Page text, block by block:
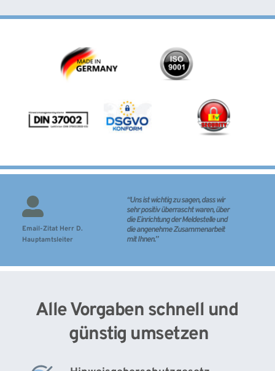
Email-Zitat Herr D.
Hauptamtsleiter
“Uns ist wichtig zu sagen, dass wir
sehr positiv überrascht waren, über
die Einrichtung der Meldestelle und
die angenehme Zusammenarbeit
mit Ihnen.”
Alle Vorgaben schnell und
günstig umsetzen